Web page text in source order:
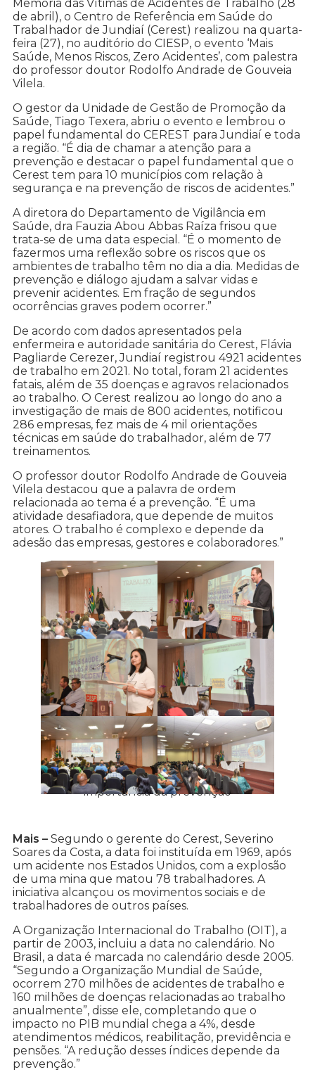
Memória das Vítimas de Acidentes de Trabalho (28
de abril), o Centro de Referência em Saúde do
Trabalhador de Jundiaí (Cerest) realizou na quarta-
feira (27), no auditório do CIESP, o evento ‘Mais
Saúde, Menos Riscos, Zero Acidentes’, com palestra
do professor doutor Rodolfo Andrade de Gouveia
Vilela.
O gestor da Unidade de Gestão de Promoção da
Saúde, Tiago Texera, abriu o evento e lembrou o
papel fundamental do CEREST para Jundiaí e toda
a região. “É dia de chamar a atenção para a
prevenção e destacar o papel fundamental que o
Cerest tem para 10 municípios com relação à
segurança e na prevenção de riscos de acidentes.”
A diretora do Departamento de Vigilância em
Saúde, dra Fauzia Abou Abbas Raíza frisou que
trata-se de uma data especial. “É o momento de
fazermos uma reflexão sobre os riscos que os
ambientes de trabalho têm no dia a dia. Medidas de
prevenção e diálogo ajudam a salvar vidas e
prevenir acidentes. Em fração de segundos
ocorrências graves podem ocorrer.”
De acordo com dados apresentados pela
enfermeira e autoridade sanitária do Cerest, Flávia
Pagliarde Cerezer, Jundiaí registrou 4921 acidentes
de trabalho em 2021. No total, foram 21 acidentes
fatais, além de 35 doenças e agravos relacionados
ao trabalho. O Cerest realizou ao longo do ano a
investigação de mais de 800 acidentes, notificou
286 empresas, fez mais de 4 mil orientações
técnicas em saúde do trabalhador, além de 77
treinamentos.
O professor doutor Rodolfo Andrade de Gouveia
Vilela destacou que a palavra de ordem
relacionada ao tema é a prevenção. “É uma
atividade desafiadora, que depende de muitos
atores. O trabalho é complexo e depende da
adesão das empresas, gestores e colaboradores.”
Evento lembrou a data e destacou a
importância da prevenção
Mais – Segundo o gerente do Cerest, Severino
Soares da Costa, a data foi instituída em 1969, após
um acidente nos Estados Unidos, com a explosão
de uma mina que matou 78 trabalhadores. A
iniciativa alcançou os movimentos sociais e de
trabalhadores de outros países.
A Organização Internacional do Trabalho (OIT), a
partir de 2003, incluiu a data no calendário. No
Brasil, a data é marcada no calendário desde 2005.
“Segundo a Organização Mundial de Saúde,
ocorrem 270 milhões de acidentes de trabalho e
160 milhões de doenças relacionadas ao trabalho
anualmente”, disse ele, completando que o
impacto no PIB mundial chega a 4%, desde
atendimentos médicos, reabilitação, previdência e
pensões. “A redução desses índices depende da
prevenção.”